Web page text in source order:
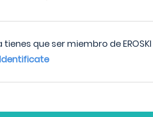
que ser miembro de
Identificate